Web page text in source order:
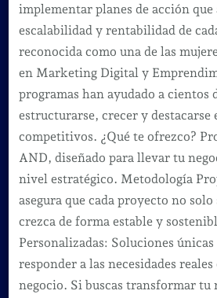
implementar planes de acción que
escalabilidad y rentabilidad de
reconocida como una de las
en Marketing Digital y
programas han ayudado a cientos
estructurarse, crecer y destacarse
competitivos. ¿Qué te ofrezco?
AND, diseñado para llevar tu
nivel estratégico. Metodología
asegura que cada proyecto no
crezca de forma estable y
Personalizadas: Soluciones únicas
responder a las necesidades
negocio. Si buscas transformar